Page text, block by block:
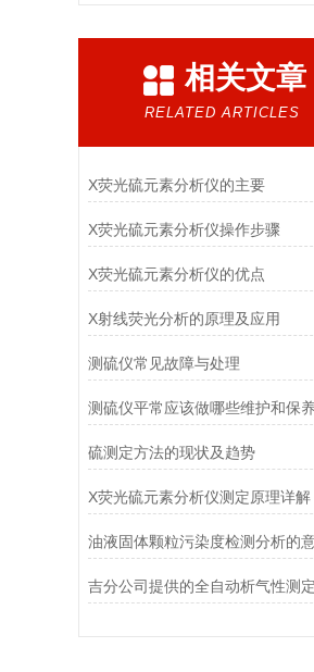
相关文章
RELATED ARTICLES
X荧光硫元素分析仪的主要
X荧光硫元素分析仪操作步骤
X荧光硫元素分析仪的优点
X射线荧光分析的原理及应用
测硫仪常见故障与处理
测硫仪平常应该做哪些维护和保
硫测定方法的现状及趋势
X荧光硫元素分析仪测定原理详解
油液固体颗粒污染度检测分析的